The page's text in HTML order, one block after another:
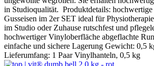
in Studioqualität. Produktdetails:
Gusseisen im 2er SET ideal für
im Studio oder Zuhause rutschfest und
hochwertiger Vinyloberfläche abgeflachte
einfache und sichere Lagerung Gewicht: 0,5
Lieferumfang: 1 Paar Vinylhanteln, 0,5 kg